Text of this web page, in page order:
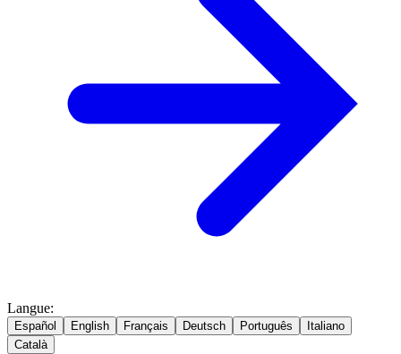
Langue:
Español English Français Deutsch Português
Italiano
Català